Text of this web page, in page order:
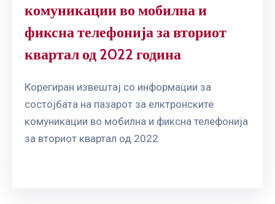
комуникации во мобилна и
фиксна телефонија за вториот
квартал од 2022 година
Корегиран извештај со информации за
состојбата на пазарот за елктронските
комуникации во мобилна и фиксна телефонија
за вториот квартал од 2022